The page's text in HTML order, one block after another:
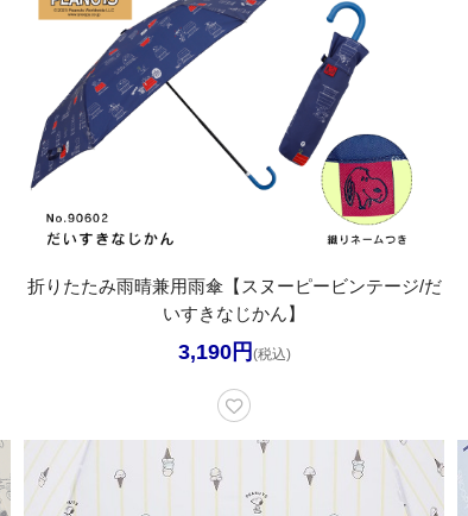
折りたたみ雨晴兼用雨傘【スヌーピービンテージ/だ
いすきなじかん】
3,190円 (税込)